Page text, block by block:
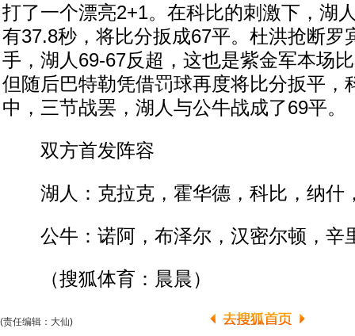
打了一个漂亮2+1。在科比的刺激下，湖
有37.8秒，将比分扳成67平。杜洪抢断罗
手，湖人69-67反超，这也是紫金军本场
但随后巴特勒凭借罚球再度将比分扳平，
中，三节战罢，湖人与公牛战成了69平。
双方首发阵容
湖人：克拉克，霍华德，科比，纳什
公牛：诺阿，布泽尔，汉密尔顿，辛
（搜狐体育：晨晨）
(责任编辑：大仙)